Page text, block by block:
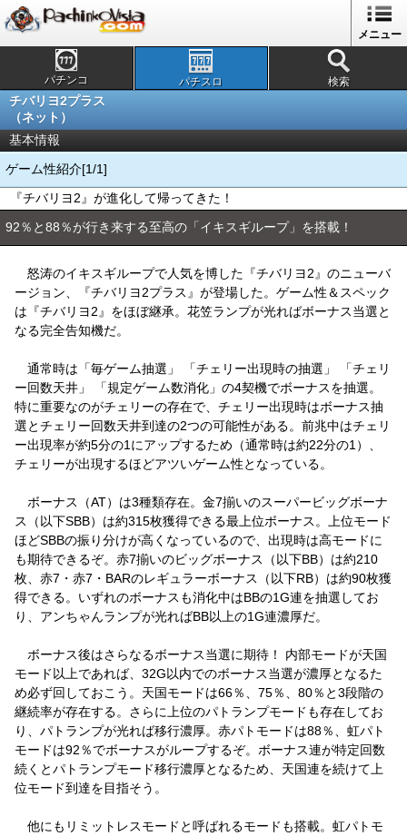
メニュー
パチンコ パチスロ 検索
チバリヨ2プラス
（ネット）
基本情報
ゲーム性紹介[1/1]
『チバリヨ2』が進化して帰ってきた！
92％と88％が行き来する至高の「イキスギループ」を搭載！
怒涛のイキスギループで人気を博した『チバリヨ2』のニューバ
ージョン、『チバリヨ2プラス』が登場した。ゲーム性＆スペック
は『チバリヨ2』をほぼ継承。花笠ランプが光ればボーナス当選と
なる完全告知機だ。
通常時は「毎ゲーム抽選」 「チェリー出現時の抽選」 「チェリ
ー回数天井」 「規定ゲーム数消化」の4契機でボーナスを抽選。
特に重要なのがチェリーの存在で、チェリー出現時はボーナス抽
選とチェリー回数天井到達の2つの可能性がある。前兆中はチェリ
ー出現率が約5分の1にアップするため（通常時は約22分の1）、
チェリーが出現するほどアツいゲーム性となっている。
ボーナス（AT）は3種類存在。金7揃いのスーパービッグボーナ
ス（以下SBB）は約315枚獲得できる最上位ボーナス。上位モード
ほどSBBの振り分けが高くなっているので、出現時は高モードに
も期待できるぞ。赤7揃いのビッグボーナス（以下BB）は約210
枚、赤7・赤7・BARのレギュラーボーナス（以下RB）は約90枚獲
得できる。いずれのボーナスも消化中はBBの1G連を抽選してお
り、アンちゃんランプが光ればBB以上の1G連濃厚だ。
ボーナス後はさらなるボーナス当選に期待！ 内部モードが天国
モード以上であれば、32G以内でのボーナス当選が濃厚となるた
め必ず回しておこう。天国モードは66％、75％、80％と3段階の
継続率が存在する。さらに上位のパトランプモードも存在してお
り、パトランプが光れば移行濃厚。赤パトモードは88％、虹パト
モードは92％でボーナスがループするぞ。ボーナス連が特定回数
続くとパトランプモード移行濃厚となるため、天国連を続けて上
位モード到達を目指そう。
他にもリミットレスモードと呼ばれるモードも搭載。虹パトモ